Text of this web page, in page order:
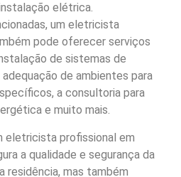
elétrica.
um eletricista
pode oferecer serviços
de sistemas de
de ambientes para
a consultoria para
e muito mais.
eletricista profissional em
a qualidade e segurança da
residência, mas também